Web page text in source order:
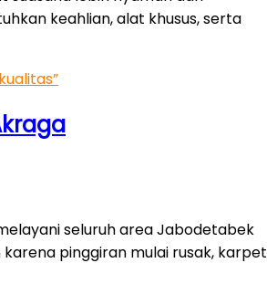
keahlian, alat khusus, serta
seluruh area Jabodetabek
pinggiran mulai rusak, karpet